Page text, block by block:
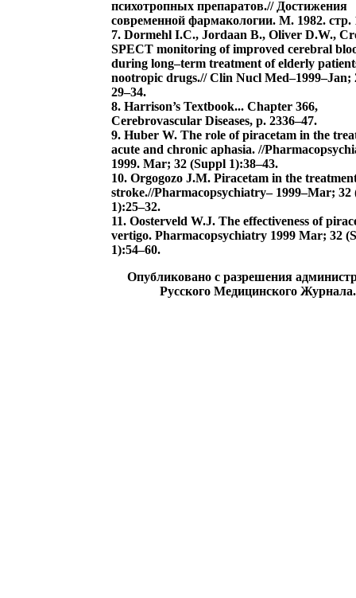
психотропных препаратов.// Достижения
современной фармакологии. М. 1982. стр.
7. Dormehl I.C., Jordaan B., Oliver D.W.,
SPECT monitoring of improved cerebral
during long–term treatment of elderly
nootropic drugs.// Clin Nucl Med–1999–Jan;
29–34.
8. Harrison’s Textbook... Chapter 366,
Cerebrovascular Diseases, p. 2336–47.
9. Huber W. The role of piracetam in the
acute and chronic aphasia. //
1999. Mar; 32 (Suppl 1):38–43.
10. Orgogozo J.M. Piracetam in the
stroke.//Pharmacopsychiatry– 1999–Mar; 32
1):25–32.
11. Oosterveld W.J. The effectiveness of
vertigo. Pharmacopsychiatry 1999 Mar; 32
1):54–60.
Опубликовано с разрешения
Русского Медицинского Журнала.